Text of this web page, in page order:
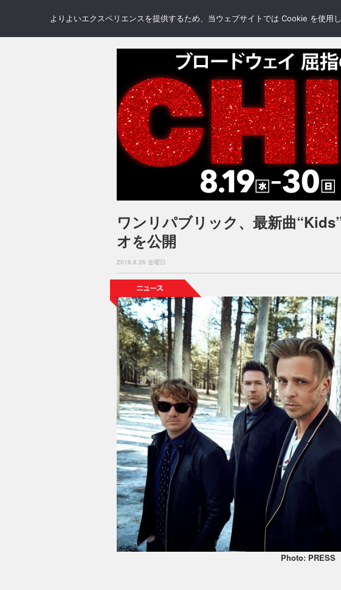
NEWS REVIEWS GALLERY BLOGS
ワンリパブリック、最新曲
オを公開
2016.8.26 金曜日
Photo: PRESS
よりよいエクスペリエンスを提供するため、当ウェブサイトでは Cookie を使用